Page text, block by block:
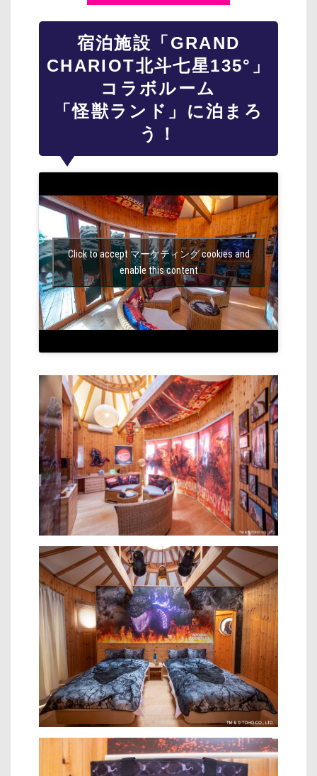
宿泊施設「GRAND
CHARIOT北斗七星135°」
コラボルーム
「怪獣ランド」に泊まろ
う！
Click to accept マーケティング cookies and
enable this content